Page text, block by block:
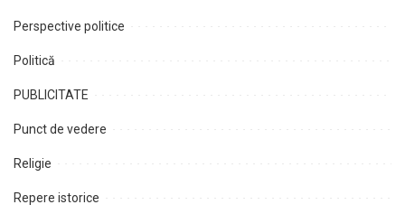
Perspective politice
Politică
PUBLICITATE
Punct de vedere
Religie
Repere istorice